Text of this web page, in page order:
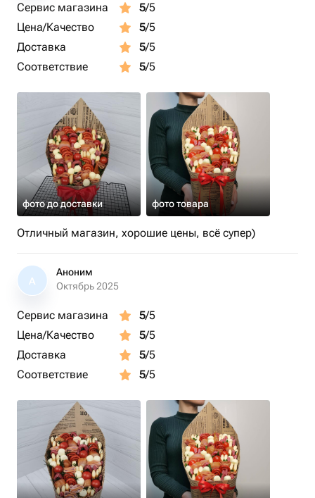
Сервис магазина 5/5
Цена/Качество
5/5
Доставка
5/5
Соответствие
5/5
фото до доставки фото товара
Отличный магазин, хорошие цены, всё супер)
А
Аноним
Октябрь 2025
Сервис магазина 5/5
Цена/Качество
5/5
Доставка
5/5
Соответствие
5/5